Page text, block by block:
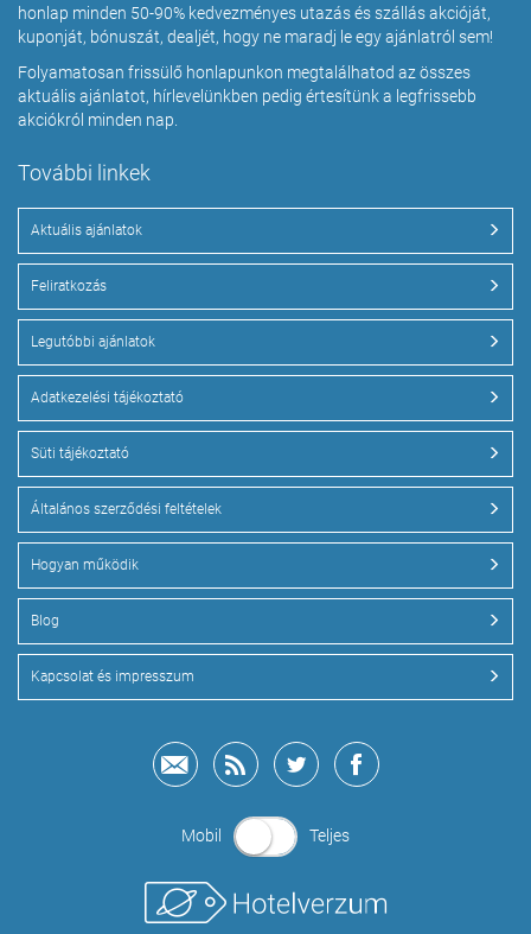
honlap minden 50-90% kedvezményes utazás és szállás akcióját,
kuponját, bónuszát, dealjét, hogy ne maradj le egy ajánlatról sem!
Folyamatosan frissülő honlapunkon megtalálhatod az összes
aktuális ajánlatot, hírlevelünkben pedig értesítünk a legfrissebb
akciókról minden nap.
További linkek
Aktuális ajánlatok
Feliratkozás
Legutóbbi ajánlatok
Adatkezelési tájékoztató
Süti tájékoztató
Általános szerződési feltételek
Hogyan működik
Blog
Kapcsolat és impresszum
Mobil Teljes